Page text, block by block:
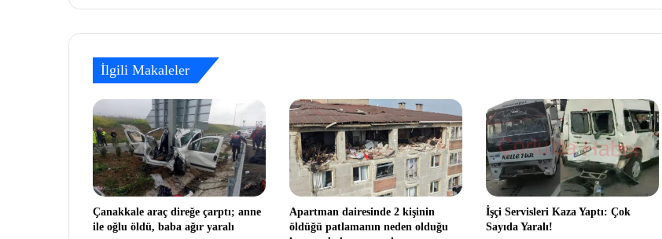
İlgili Makaleler
Çanakkale araç direğe çarptı; anne
ile oğlu öldü, baba ağır yaralı
Apartman dairesinde 2 kişinin
öldüğü patlamanın neden olduğu
İşçi Servisleri Kaza Yaptı: Çok
Sayıda Yaralı!